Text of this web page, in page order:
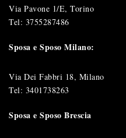
Via Pavone 1/E, Torino
Tel: 3755287486
Sposa e Sposo Milano:
Via Dei Fabbri 18, Milano
Tel: 3401738263
Sposa e Sposo Brescia